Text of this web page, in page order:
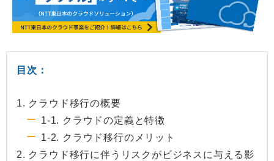
目次：
1. クラウド移行の概要
1-1. クラウドの定義と特徴
1-2. クラウド移行のメリット
2. クラウド移行に伴うリスクがビジネスに与える影